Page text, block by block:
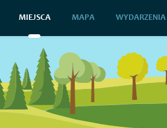
MIEJSCA MAPA WYDARZENIA